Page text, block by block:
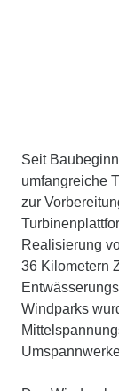
Seit
umfangreiche
zur
Realisierung
36 Kilometern
Windparks